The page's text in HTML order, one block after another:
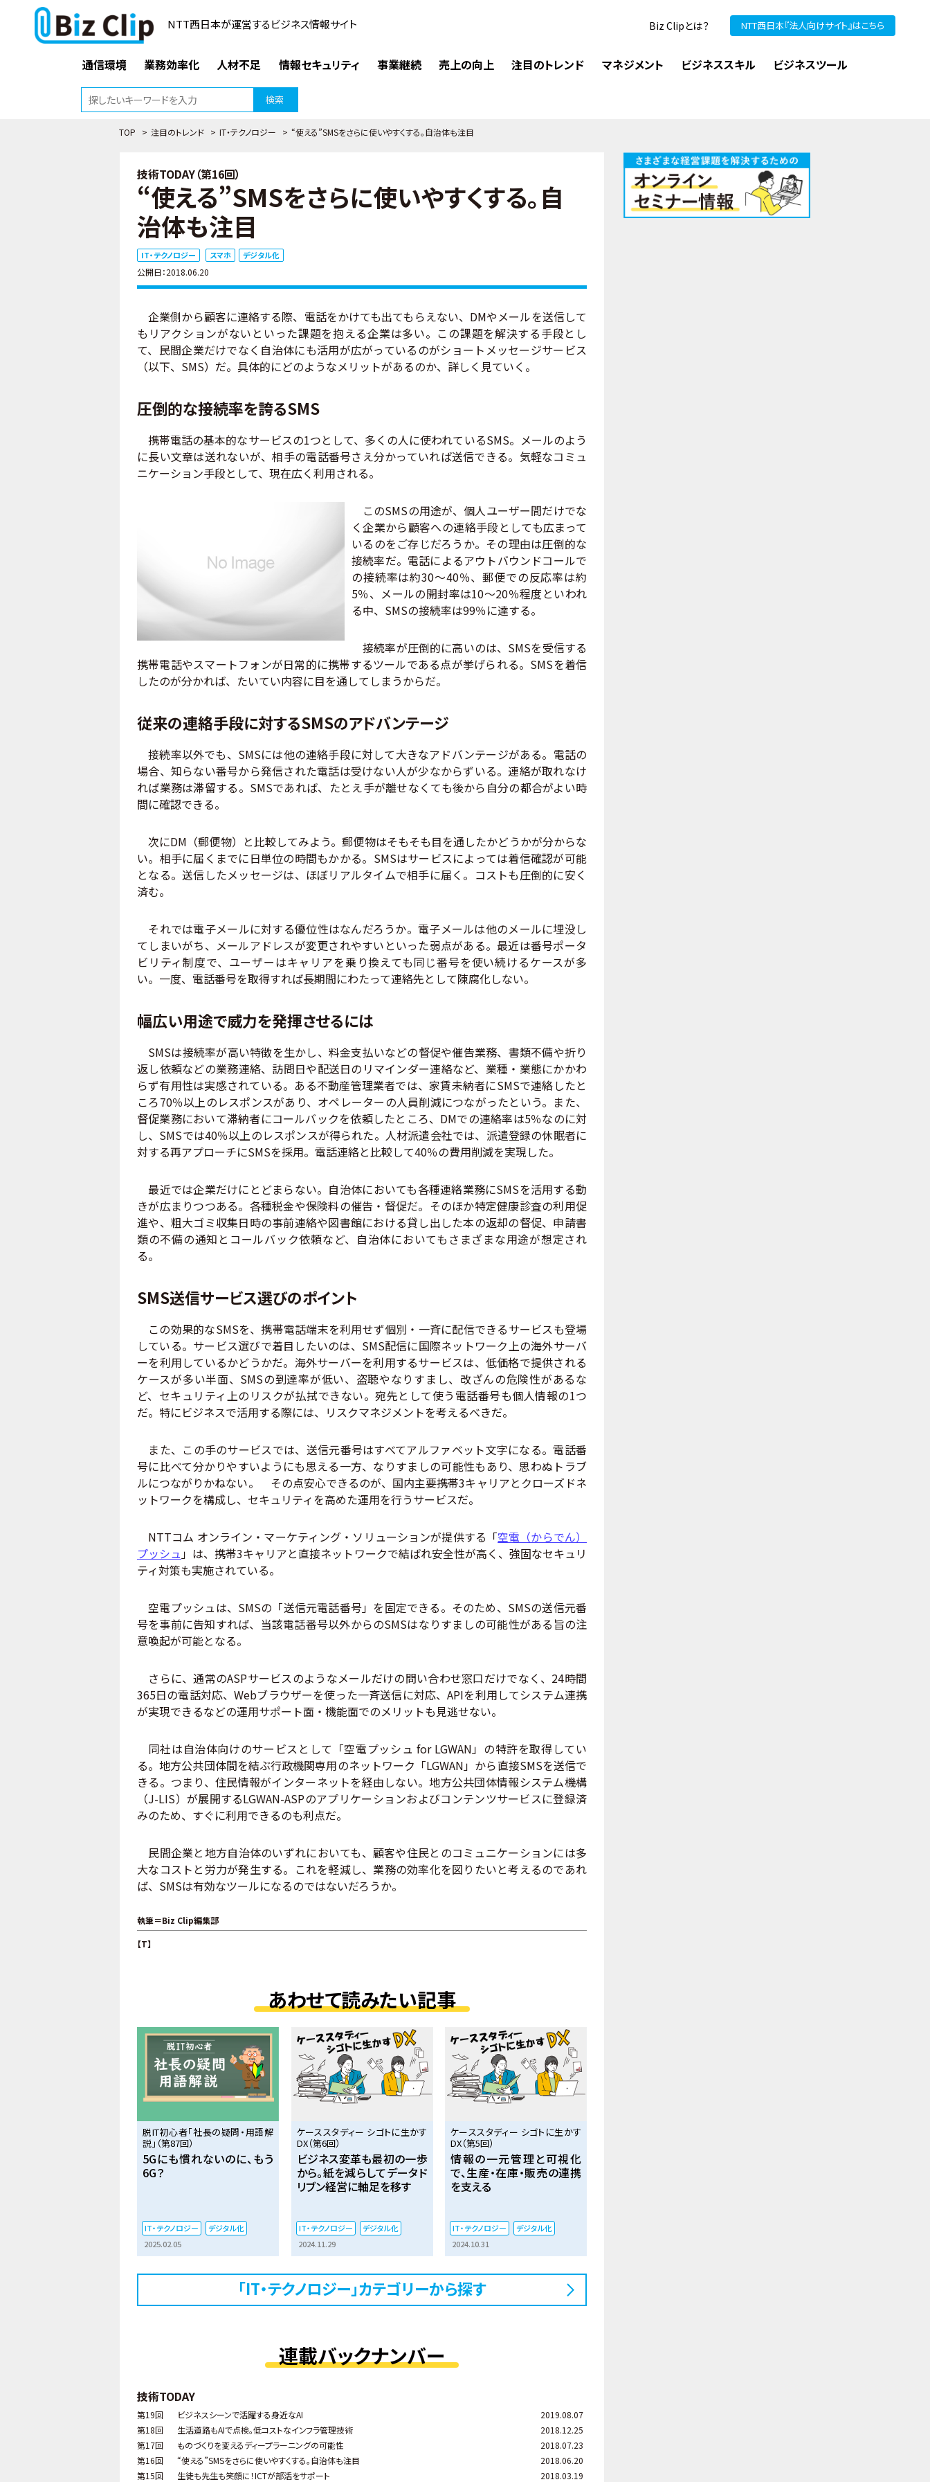
NTT西日本が運営するビジネス情報サイト Biz Clipとは？ NTT西日本『法人向けサイト』はこちら
通信環境 業務効率化 人材不足 情報セキュリティ 事業継続 売上の向上 注目のトレンド マネジメント ビジネススキル ビジネスツール
検索
TOP > 注目のトレンド > IT・テクノロジー > “使える”SMSをさらに使いやすくする。自治体も注目
技術TODAY（第16回）
“使える”SMSをさらに使いやすくする。自
治体も注目
IT・テクノロジー スマホ デジタル化
公開日：2018.06.20
企業側から顧客に連絡する際、電話をかけても出てもらえない、DMやメールを送信して
もリアクションがないといった課題を抱える企業は多い。この課題を解決する手段とし
て、民間企業だけでなく自治体にも活用が広がっているのがショートメッセージサービス
（以下、SMS）だ。具体的にどのようなメリットがあるのか、詳しく見ていく。
圧倒的な接続率を誇るSMS
携帯電話の基本的なサービスの1つとして、多くの人に使われているSMS。メールのよう
に長い文章は送れないが、相手の電話番号さえ分かっていれば送信できる。気軽なコミュ
ニケーション手段として、現在広く利用される。
このSMSの用途が、個人ユーザー間だけでな
く企業から顧客への連絡手段としても広まって
いるのをご存じだろうか。その理由は圧倒的な
接続率だ。電話によるアウトバウンドコールで
の接続率は約30～40％、郵便での反応率は約
5％、メールの開封率は10～20％程度といわれ
る中、SMSの接続率は99％に達する。
接続率が圧倒的に高いのは、SMSを受信する
携帯電話やスマートフォンが日常的に携帯するツールである点が挙げられる。SMSを着信
したのが分かれば、たいてい内容に目を通してしまうからだ。
従来の連絡手段に対するSMSのアドバンテージ
接続率以外でも、SMSには他の連絡手段に対して大きなアドバンテージがある。電話の
場合、知らない番号から発信された電話は受けない人が少なからずいる。連絡が取れなけ
れば業務は滞留する。SMSであれば、たとえ手が離せなくても後から自分の都合がよい時
間に確認できる。
次にDM（郵便物）と比較してみよう。郵便物はそもそも目を通したかどうかが分からな
い。相手に届くまでに日単位の時間もかかる。SMSはサービスによっては着信確認が可能
となる。送信したメッセージは、ほぼリアルタイムで相手に届く。コストも圧倒的に安く
済む。
それでは電子メールに対する優位性はなんだろうか。電子メールは他のメールに埋没し
てしまいがち、メールアドレスが変更されやすいといった弱点がある。最近は番号ポータ
ビリティ制度で、ユーザーはキャリアを乗り換えても同じ番号を使い続けるケースが多
い。一度、電話番号を取得すれば長期間にわたって連絡先として陳腐化しない。
幅広い用途で威力を発揮させるには
SMSは接続率が高い特徴を生かし、料金支払いなどの督促や催告業務、書類不備や折り
返し依頼などの業務連絡、訪問日や配送日のリマインダー連絡など、業種・業態にかかわ
らず有用性は実感されている。ある不動産管理業者では、家賃未納者にSMSで連絡したと
ころ70％以上のレスポンスがあり、オペレーターの人員削減につながったという。また、
督促業務において滞納者にコールバックを依頼したところ、DMでの連絡率は5％なのに対
し、SMSでは40％以上のレスポンスが得られた。人材派遣会社では、派遣登録の休眠者に
対する再アプローチにSMSを採用。電話連絡と比較して40％の費用削減を実現した。
最近では企業だけにとどまらない。自治体においても各種連絡業務にSMSを活用する動
きが広まりつつある。各種税金や保険料の催告・督促だ。そのほか特定健康診査の利用促
進や、粗大ゴミ収集日時の事前連絡や図書館における貸し出した本の返却の督促、申請書
類の不備の通知とコールバック依頼など、自治体においてもさまざまな用途が想定され
る。
SMS送信サービス選びのポイント
この効果的なSMSを、携帯電話端末を利用せず個別・一斉に配信できるサービスも登場
している。サービス選びで着目したいのは、SMS配信に国際ネットワーク上の海外サーバ
ーを利用しているかどうかだ。海外サーバーを利用するサービスは、低価格で提供される
ケースが多い半面、SMSの到達率が低い、盗聴やなりすまし、改ざんの危険性があるな
ど、セキュリティ上のリスクが払拭できない。宛先として使う電話番号も個人情報の1つ
だ。特にビジネスで活用する際には、リスクマネジメントを考えるべきだ。
また、この手のサービスでは、送信元番号はすべてアルファベット文字になる。電話番
号に比べて分かりやすいようにも思える一方、なりすましの可能性もあり、思わぬトラブ
ルにつながりかねない。 その点安心できるのが、国内主要携帯3キャリアとクローズドネ
ットワークを構成し、セキュリティを高めた運用を行うサービスだ。
NTTコム オンライン・マーケティング・ソリューションが提供する「空電（からでん）
プッシュ 」は、携帯3キャリアと直接ネットワークで結ばれ安全性が高く、強固なセキュリ
ティ対策も実施されている。
空電プッシュは、SMSの「送信元電話番号」を固定できる。そのため、SMSの送信元番
号を事前に告知すれば、当該電話番号以外からのSMSはなりすましの可能性がある旨の注
意喚起が可能となる。
さらに、通常のASPサービスのようなメールだけの問い合わせ窓口だけでなく、24時間
365日の電話対応、Webブラウザーを使った一斉送信に対応、APIを利用してシステム連携
が実現できるなどの運用サポート面・機能面でのメリットも見逃せない。
同社は自治体向けのサービスとして「空電プッシュ for LGWAN」の特許を取得してい
る。地方公共団体間を結ぶ行政機関専用のネットワーク「LGWAN」から直接SMSを送信で
きる。つまり、住民情報がインターネットを経由しない。地方公共団体情報システム機構
（J-LIS）が展開するLGWAN-ASPのアプリケーションおよびコンテンツサービスに登録済
みのため、すぐに利用できるのも利点だ。
民間企業と地方自治体のいずれにおいても、顧客や住民とのコミュニケーションには多
大なコストと労力が発生する。これを軽減し、業務の効率化を図りたいと考えるのであれ
ば、SMSは有効なツールになるのではないだろうか。
執筆＝Biz Clip編集部
【T】
あわせて読みたい記事
脱IT初心者「社長の疑問・用語解
説」（第87回）
5Gにも慣れないのに、もう
6G？
IT・テクノロジー
デジタル化
2025.02.05
ケーススタディー シゴトに生かす
DX（第6回）
ビジネス変革も最初の一歩
から。紙を減らしてデータド
リブン経営に軸足を移す
IT・テクノロジー
デジタル化
2024.11.29
ケーススタディー シゴトに生かす
DX（第5回）
情報の一元管理と可視化
で、生産・在庫・販売の連携
を支える
IT・テクノロジー
デジタル化
2024.10.31
「IT・テクノロジー」カテゴリーから探す
連載バックナンバー
技術TODAY
第19回 ビジネスシーンで活躍する身近なAI
2019.08.07
第18回
生活道路もAIで点検。低コストなインフラ管理技術
2018.12.25
第17回
ものづくりを変えるディープラーニングの可能性
2018.07.23
第16回
“使える”SMSをさらに使いやすくする。自治体も注目
2018.06.20
第15回
生徒も先生も笑顔に！ICTが部活をサポート 2018.03.19